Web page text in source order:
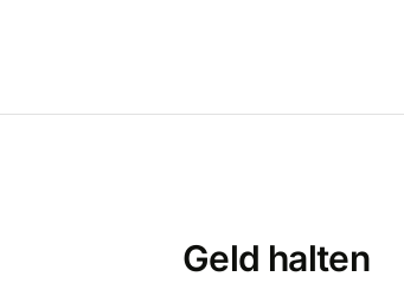
Geld halten